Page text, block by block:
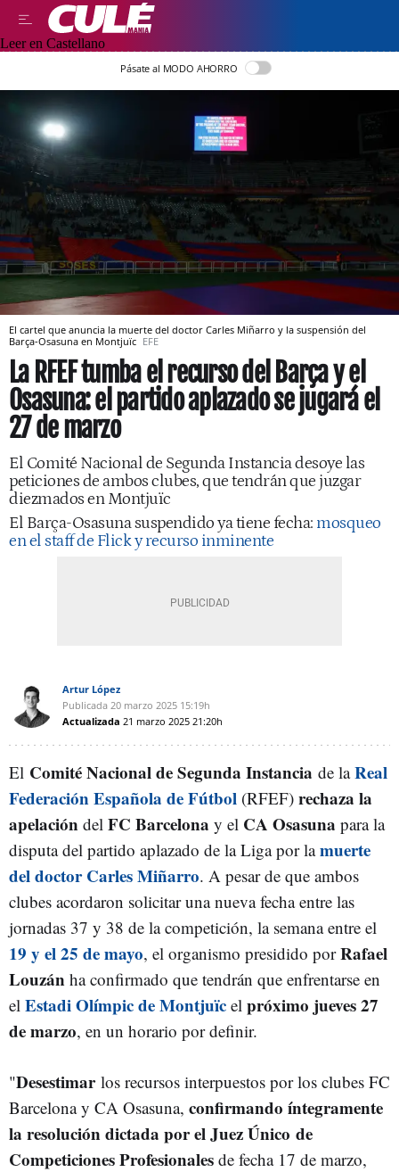
Leer en Castellano
Pásate al MODO AHORRO
El cartel que anuncia la muerte del doctor Carles Miñarro y la suspensión del
Barça-Osasuna en Montjuïc EFE
La RFEF tumba el recurso del Barça y el
Osasuna: el partido aplazado se jugará el
27 de marzo
El Comité Nacional de Segunda Instancia desoye las
peticiones de ambos clubes, que tendrán que juzgar
diezmados en Montjuïc
El Barça-Osasuna suspendido ya tiene fecha: mosqueo
en el staff de Flick y recurso inminente
Artur López
Publicada 20 marzo 2025 15:19h
Actualizada 21 marzo 2025 21:20h
El Comité Nacional de Segunda Instancia de laReal
Federación Española de Fútbol (RFEF) rechaza la
apelación del FC Barcelona y el CA Osasuna para la
disputa del partido aplazado de la Liga por lamuerte
del doctor Carles Miñarro. A pesar de que ambos
clubes acordaron solicitar una nueva fecha entre las
jornadas 37 y 38 de la competición, la semana entre el
19 y el 25 de mayo, el organismo presidido porRafael
Louzán ha confirmado que tendrán que enfrentarse en
el Estadi Olímpic de Montjuïc el próximo jueves 27
de marzo, en un horario por definir.
"Desestimarlos recursos interpuestos por los clubes FC
Barcelona y CA Osasuna, confirmando íntegramente
la resolución dictada por el Juez Único de
Competiciones Profesionales de fecha 17 de marzo,